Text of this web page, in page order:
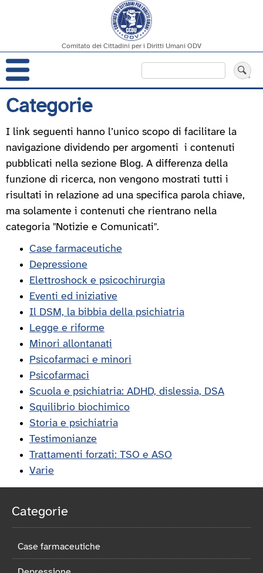
Salta
al
contenuto
principale
Comitato dei Cittadini per i Diritti Umani ODV
Navigazione
principale
Categorie
I link seguenti hanno l’unico scopo di facilitare la
navigazione dividendo per argomenti i contenuti
pubblicati nella sezione Blog. A differenza della
funzione di ricerca, non vengono mostrati tutti i
risultati in relazione ad una specifica parola chiave,
ma solamente i contenuti che rientrano nella
categoria "Notizie e Comunicati".
Case farmaceutiche
Depressione
Elettroshock e psicochirurgia
Eventi ed iniziative
Il DSM, la bibbia della psichiatria
Legge e riforme
Minori allontanati
Psicofarmaci e minori
Psicofarmaci
Scuola e psichiatria: ADHD, dislessia, DSA
Squilibrio biochimico
Storia e psichiatria
Testimonianze
Trattamenti forzati: TSO e ASO
Varie
Categorie
Case farmaceutiche